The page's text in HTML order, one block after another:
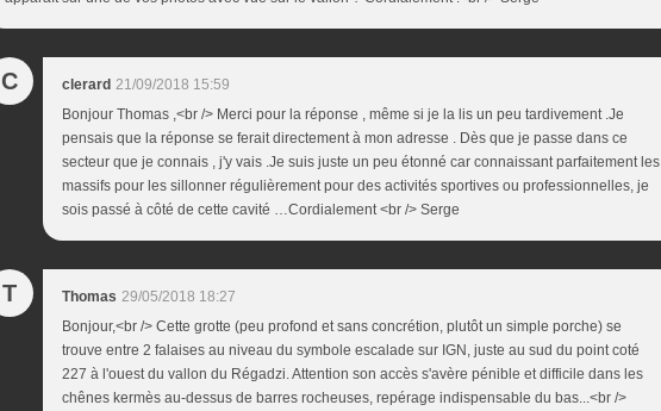
C clerard 21/09/2018 15:59
Bonjour Thomas ,<br /> Merci pour la réponse , même si je la lis un peu tardivement .Je
pensais que la réponse se ferait directement à mon adresse . Dès que je passe dans ce
secteur que je connais , j'y vais .Je suis juste un peu étonné car connaissant parfaitement les
massifs pour les sillonner régulièrement pour des activités sportives ou professionnelles, je
sois passé à côté de cette cavité …Cordialement <br /> Serge
T Thomas 29/05/2018 18:27
Bonjour,<br /> Cette grotte (peu profond et sans concrétion, plutôt un simple porche) se
trouve entre 2 falaises au niveau du symbole escalade sur IGN, juste au sud du point coté
227 à l'ouest du vallon du Régadzi. Attention son accès s'avère pénible et difficile dans les
chênes kermès au-dessus de barres rocheuses, repérage indispensable du bas...<br />